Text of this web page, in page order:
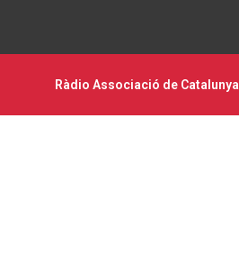
Ràdio Associació de Catalunya